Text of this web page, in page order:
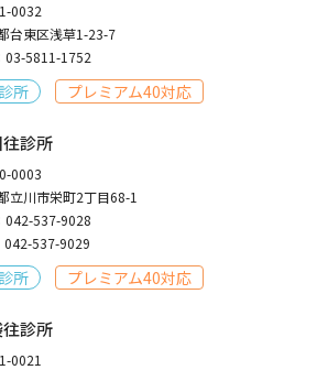
0032
台東区浅草1-23-7
03-5811-1752
所 プレミアム40対応
診所
0003
立川市栄町2丁目68-1
042-537-9028
042-537-9029
所 プレミアム40対応
診所
0021